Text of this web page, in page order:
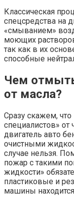
Классическая
спецсредства на
«смыванием»
моющих
так как в их
способные
Чем
от масла?
Сразу скажем, что
специалистов»
двигатель авто
очистными
случае нельзя.
пожар с такими
жидкости»
пластиковые и
машины